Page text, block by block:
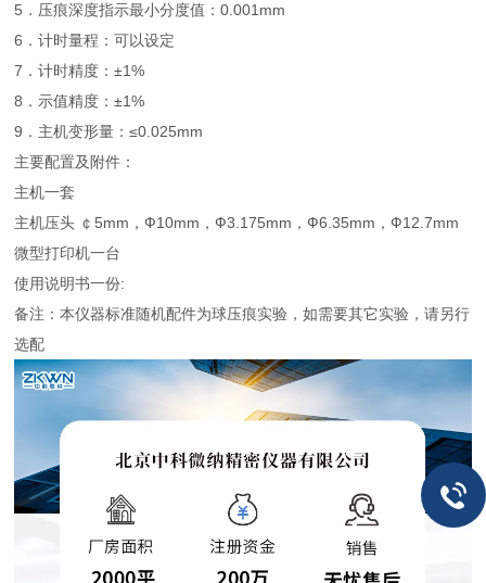
5．压痕深度指示最小分度值：0.001mm
6．计时量程：可以设定
7．计时精度：±1%
8．示值精度：±1%
9．主机变形量：≤0.025mm
主要配置及附件：
主机一套
主机压头 ￠5mm，Ф10mm，Ф3.175mm，Ф6.35mm，Ф12.7mm
微型打印机一台
使用说明书一份:
备注：本仪器标准随机配件为球压痕实验，如需要其它实验，请另行
选配